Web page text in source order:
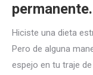
permanente.
Hiciste una dieta
Pero de alguna
espejo en tu traje